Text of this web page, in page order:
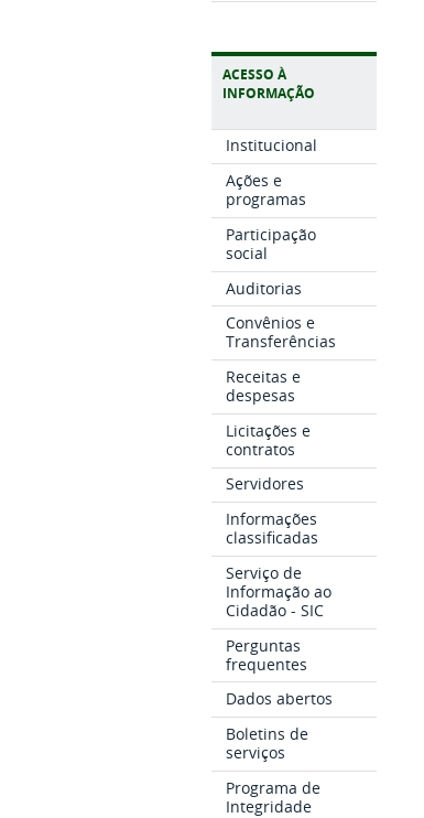
ACESSO À
INFORMAÇÃO
Institucional
Ações e
programas
Participação
social
Auditorias
Convênios e
Transferências
Receitas e
despesas
Licitações e
contratos
Servidores
Informações
classificadas
Serviço de
Informação ao
Cidadão - SIC
Perguntas
frequentes
Dados abertos
Boletins de
serviços
Programa de
Integridade